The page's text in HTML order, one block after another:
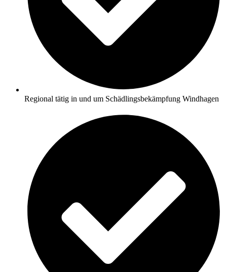
Regional tätig in und um Schädlingsbekämpfung Windhagen